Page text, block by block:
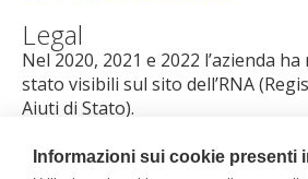
Legal
Nel 2020, 2021 e 2022 l’azienda
stato visibili sul sito dell’RNA
Aiuti di Stato).
Iscritta al reg. Imp La Spezia nr.
Informazioni sui cookie presenti